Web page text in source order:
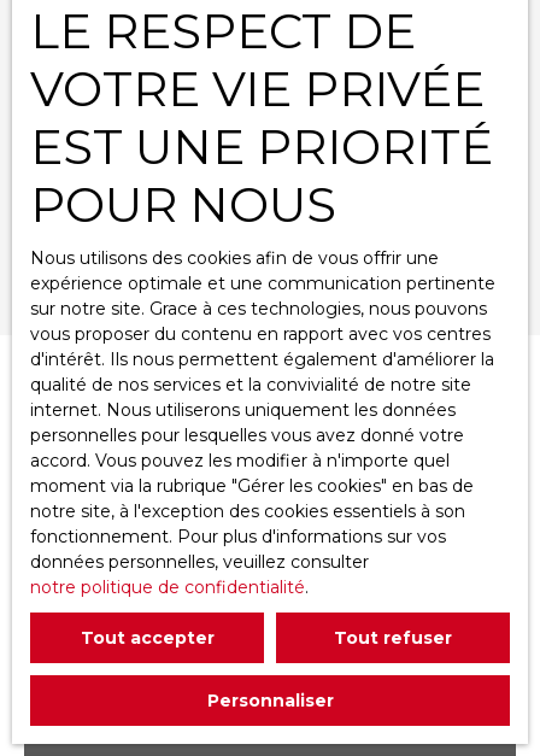
Appartement
Type de bien
Localisation
Budget max (XPF)
Surface min (m²)
Rechercher
Pertinence
Trier par Créer une alerte
50 000 000XPF
LE RESPECT DE
VOTRE VIE PRIVÉE
EST UNE PRIORITÉ
POUR NOUS
Nous utilisons des cookies afin de vous offrir une
expérience optimale et une communication pertinente
sur notre site. Grace à ces technologies, nous pouvons
vous proposer du contenu en rapport avec vos centres
d'intérêt. Ils nous permettent également d'améliorer la
qualité de nos services et la convivialité de notre site
internet. Nous utiliserons uniquement les données
personnelles pour lesquelles vous avez donné votre
accord. Vous pouvez les modifier à n'importe quel
moment via la rubrique ″Gérer les cookies″ en bas de
notre site, à l'exception des cookies essentiels à son
fonctionnement. Pour plus d'informations sur vos
données personnelles, veuillez consulter
notre politique de confidentialité.
Tout accepter Tout refuser
Personnaliser